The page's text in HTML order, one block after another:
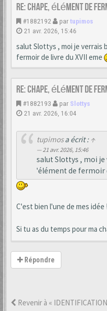
Re: Chape, élément de
#1882192 partupimos
21 avr. 2026, 15:46
salut Slottys , moi je verrais
fermoir de livre du XVII eme
Re: Chape, élément de
#1882193 par Slottys
21 avr. 2026, 16:04
tupimosa écrit : ↑
21 avr. 2026, 15:46
salut Slottys , moi
'élément de fermoir
C'est bien l'une de mes idée !
Si tu as du temps pour ma
Répondre
Revenir à «